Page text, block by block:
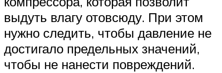
выдуть влагу отовсюду. При этом
нужно следить, чтобы давление не
достигало предельных значений,
чтобы не нанести повреждений.